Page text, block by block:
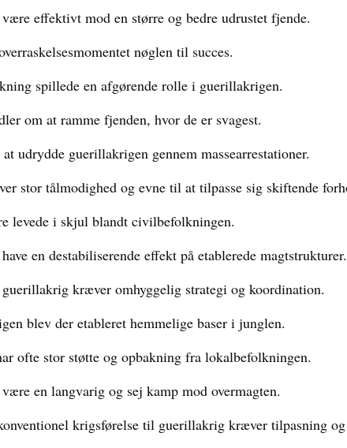
effektivt mod en større og bedre udrustet fjende.
nøglen til succes.
spillede en afgørende rolle i guerillakrigen.
om at ramme fjenden, hvor de er svagest.
udrydde guerillakrigen gennem massearrestationer.
stor tålmodighed og evne til at tilpasse sig skiftende
levede i skjul blandt civilbefolkningen.
en destabiliserende effekt på etablerede magtstrukturer.
kræver omhyggelig strategi og koordination.
blev der etableret hemmelige baser i junglen.
ofte stor støtte og opbakning fra lokalbefolkningen.
en langvarig og sej kamp mod overmagten.
krigsførelse til guerillakrig kræver tilpasning